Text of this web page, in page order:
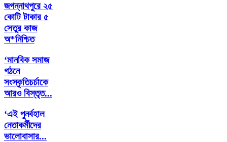
জগন্নাথপুরে ২৫
কোটি টাকার ৫
সেতুর কাজ
অ*নিশ্চিত
‘মানবিক সমাজ
গঠনে
সংস্কৃতিচর্চাকে
আরও বিস্তৃত...
‘এই পুনর্বহাল
নেতাকর্মীদের
ভালোবাসার...